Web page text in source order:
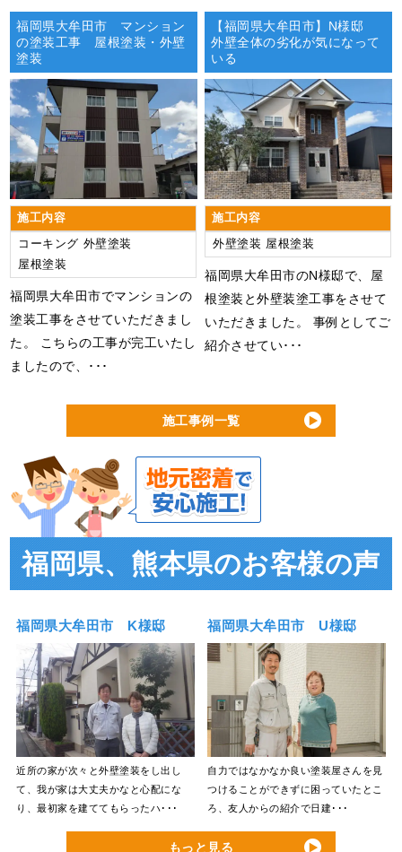
福岡県大牟田市 マンション
の塗装工事 屋根塗装・外壁
塗装
施工内容
コーキング 外壁塗装
屋根塗装
福岡県大牟田市でマンションの
塗装工事をさせていただきまし
た。 こちらの工事が完工いたし
ましたので、･･･
【福岡県大牟田市】N様邸
外壁全体の劣化が気になって
いる
施工内容
外壁塗装 屋根塗装
福岡県大牟田市のN様邸で、屋
根塗装と外壁装塗工事をさせて
いただきました。 事例としてご
紹介させてい･･･
施工事例一覧
福岡県、熊本県のお客様の声
福岡県大牟田市 K様邸
近所の家が次々と外壁塗装をし出し
て、我が家は大丈夫かなと心配にな
り、最初家を建ててもらったハ･･･
福岡県大牟田市 U様邸
自力ではなかなか良い塗装屋さんを見
つけることができずに困っていたとこ
ろ、友人からの紹介で日建･･･
もっと見る